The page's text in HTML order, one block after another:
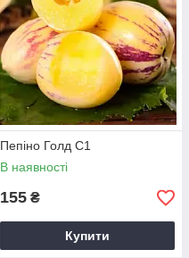
Пепіно Голд С1
В наявності
155 ₴
Купити